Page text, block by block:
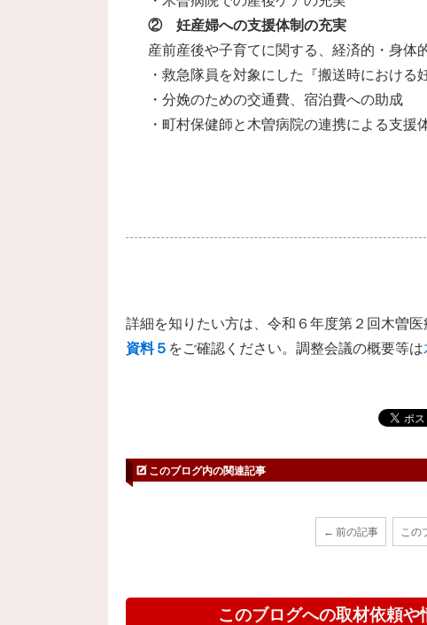
② 妊産婦への支援体制の充実
産前産後や子育てに関する、経済的・身体
・救急隊員を対象にした『搬送時におけ
・分娩のための交通費、宿泊費への助成
・町村保健師と木曽病院の連携による支援
詳細を知りたい方は、令和６年度第２回木曽
資料５ をご確認ください。調整会議の概要等は
このブログ内の関連記事
← 前の記事 この
このブログへの取材依頼